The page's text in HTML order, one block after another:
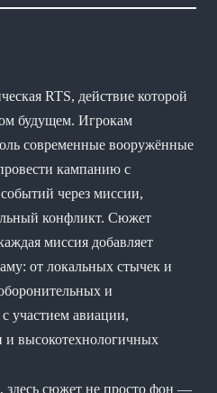
RTS, действие которой
будущем. Игрокам
современные вооружённые
кампанию с
через миссии,
конфликт. Сюжет
миссия добавляет
от локальных стычек и
и
участием авиации,
и высокотехнологичных
здесь сюжет не просто фон —